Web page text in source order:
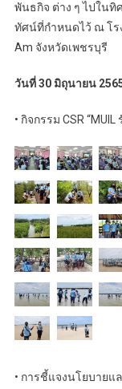
พันธกิจ ต่าง ๆ ไปในทิ
ทัศน์ที่กําหนดไว้ ณ โรง
Am จังหวัดเพชรบุรี
วันที่ 30 มิถุนายน
• กิจกรรม CSR
• การชี้แจงนโยบายแ